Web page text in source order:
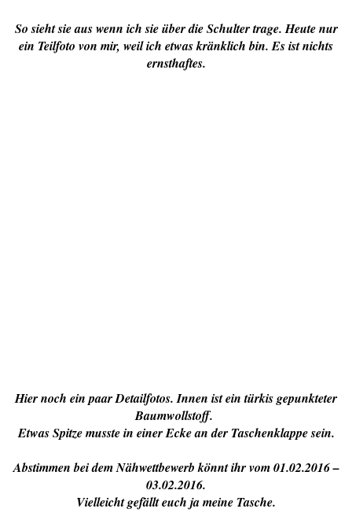
So sieht sie aus wenn ich sie über die Schulter trage. Heute nur
ein Teilfoto von mir, weil ich etwas kränklich bin. Es ist nichts
ernsthaftes.
Hier noch ein paar Detailfotos. Innen ist ein türkis gepunkteter
Baumwollstoff.
Etwas Spitze musste in einer Ecke an der Taschenklappe sein.
Abstimmen bei dem Nähwettbewerb könnt ihr vom 01.02.2016 –
03.02.2016.
Vielleicht gefällt euch ja meine Tasche.